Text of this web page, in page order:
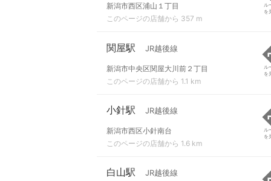
新潟市西区浦山１丁目
このページの店舗から 357 m
ル
を
関屋駅 JR越後線
新潟市中央区関屋大川前２丁目
このページの店舗から 1.1 km
ル
を
小針駅 JR越後線
新潟市西区小針南台
このページの店舗から 1.6 km
ル
を
白山駅 JR越後線